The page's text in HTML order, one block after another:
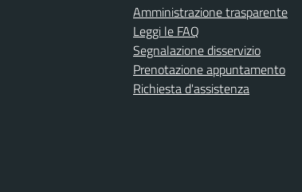
Amministrazione trasparente
Leggi le FAQ
Segnalazione disservizio
Prenotazione appuntamento
Richiesta d'assistenza